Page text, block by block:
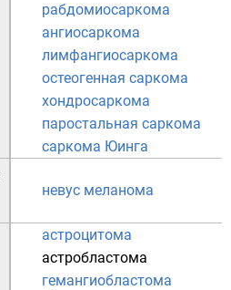
рабдомиосаркома
ангиосаркома
лимфангиосаркома
остеогенная саркома
хондросаркома
паростальная саркома
саркома Юинга
невус меланома
астроцитома
астробластома
гемангиобластома